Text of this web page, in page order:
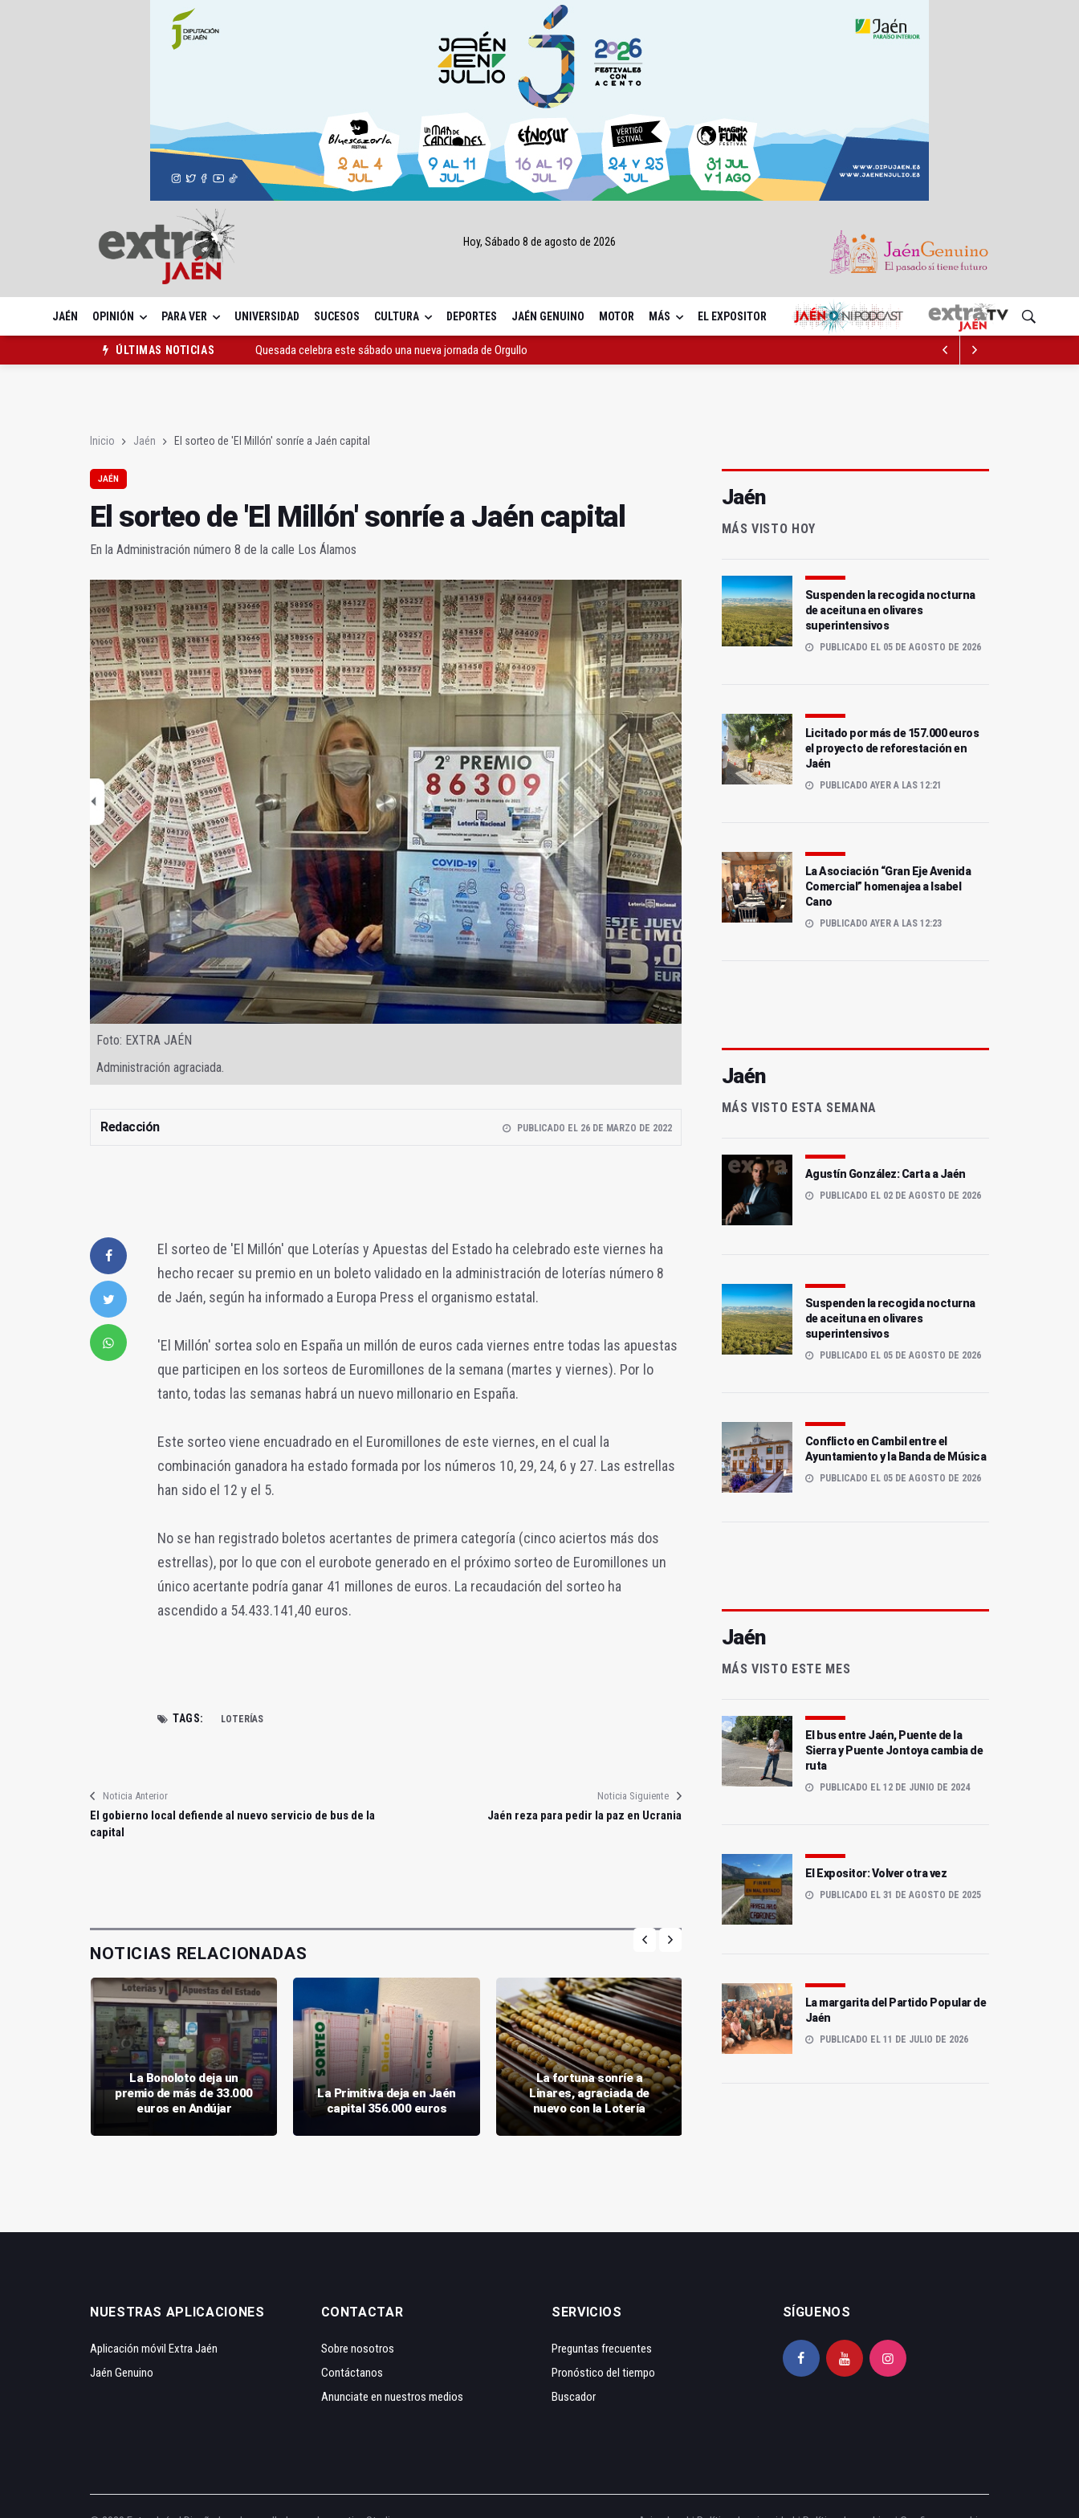
Hoy, Sábado 8 de agosto de 2026
JAÉN OPINIÓN PARA VER UNIVERSIDAD SUCESOS CULTURA DEPORTES JAÉN GENUINO MOTOR MÁS EL EXPOSITOR
ÚLTIMAS NOTICIAS
Quesada celebra este sábado una nueva jornada de Orgullo
Inicio Jaén El sorteo de 'El Millón' sonríe a Jaén capital
JAÉN
El sorteo de 'El Millón' sonríe a Jaén capital
En la Administración número 8 de la calle Los Álamos
Foto: EXTRA JAÉN
Administración agraciada.
Redacción PUBLICADO EL 26 DE MARZO DE 2022
El sorteo de 'El Millón' que Loterías y Apuestas del Estado ha celebrado este viernes ha
hecho recaer su premio en un boleto validado en la administración de loterías número 8
de Jaén, según ha informado a Europa Press el organismo estatal.
'El Millón' sortea solo en España un millón de euros cada viernes entre todas las apuestas
que participen en los sorteos de Euromillones de la semana (martes y viernes). Por lo
tanto, todas las semanas habrá un nuevo millonario en España.
Este sorteo viene encuadrado en el Euromillones de este viernes, en el cual la
combinación ganadora ha estado formada por los números 10, 29, 24, 6 y 27. Las estrellas
han sido el 12 y el 5.
No se han registrado boletos acertantes de primera categoría (cinco aciertos más dos
estrellas), por lo que con el eurobote generado en el próximo sorteo de Euromillones un
único acertante podría ganar 41 millones de euros. La recaudación del sorteo ha
ascendido a 54.433.141,40 euros.
TAGS: LOTERÍAS
Noticia Anterior
El gobierno local defiende al nuevo servicio de bus de la
capital
Noticia Siguiente
Jaén reza para pedir la paz en Ucrania
NOTICIAS RELACIONADAS
La Bonoloto deja un
premio de más de 33.000
euros en Andújar
La Primitiva deja en Jaén
capital 356.000 euros
La fortuna sonríe a
Linares, agraciada de
nuevo con la Lotería
Jaén
MÁS VISTO HOY
Suspenden la recogida nocturna
de aceituna en olivares
superintensivos
PUBLICADO EL 05 DE AGOSTO DE 2026
Licitado por más de 157.000 euros
el proyecto de reforestación en
Jaén
PUBLICADO AYER A LAS 12:21
La Asociación “Gran Eje Avenida
Comercial” homenajea a Isabel
Cano
PUBLICADO AYER A LAS 12:23
Jaén
MÁS VISTO ESTA SEMANA
Agustín González: Carta a Jaén
PUBLICADO EL 02 DE AGOSTO DE 2026
Suspenden la recogida nocturna
de aceituna en olivares
superintensivos
PUBLICADO EL 05 DE AGOSTO DE 2026
Conflicto en Cambil entre el
Ayuntamiento y la Banda de Música
PUBLICADO EL 05 DE AGOSTO DE 2026
Jaén
MÁS VISTO ESTE MES
El bus entre Jaén, Puente de la
Sierra y Puente Jontoya cambia de
ruta
PUBLICADO EL 12 DE JUNIO DE 2024
El Expositor: Volver otra vez
PUBLICADO EL 31 DE AGOSTO DE 2025
La margarita del Partido Popular de
Jaén
PUBLICADO EL 11 DE JULIO DE 2026
NUESTRAS APLICACIONES
Aplicación móvil Extra Jaén
Jaén Genuino
CONTACTAR
Sobre nosotros
Contáctanos
Anunciate en nuestros medios
SERVICIOS
Preguntas frecuentes
Pronóstico del tiempo
Buscador
SÍGUENOS